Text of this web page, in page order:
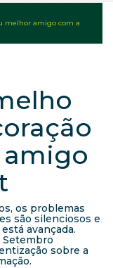
melhor amigo com a
os problemas
são silenciosos e
avançada.
Setembro
sobre a